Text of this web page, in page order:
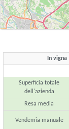
In vigna
Superficia totale
dell'azienda
Resa media
Vendemia manuale